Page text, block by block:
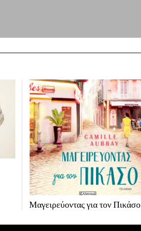
Μαγειρεύοντας για τον Πικάσο